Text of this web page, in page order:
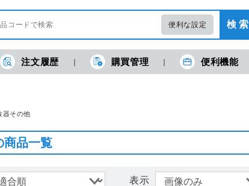
便利な設定 検 索
現在の金額合計：
注文履歴 購買管理 便利機能
器その他
商品一覧
表示